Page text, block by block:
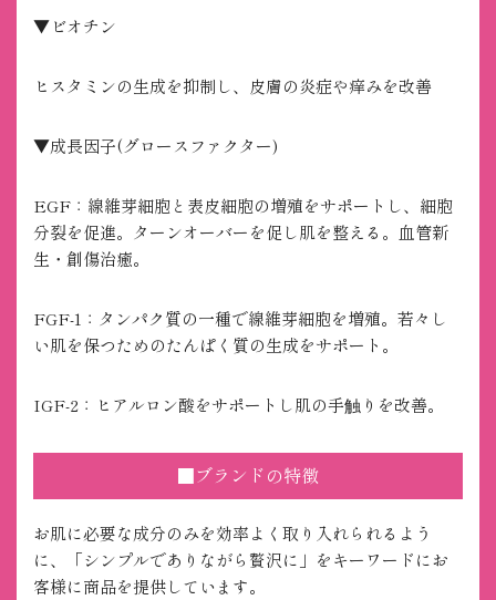
▼ビオチン
ヒスタミンの生成を抑制し、皮膚の炎症や痒みを改善
▼成長因子(グロースファクター)
EGF：線維芽細胞と表皮細胞の増殖をサポートし、細胞
分裂を促進。ターンオーバーを促し肌を整える。血管新
生・創傷治癒。
FGF-1：タンパク質の一種で線維芽細胞を増殖。若々し
い肌を保つためのたんぱく質の生成をサポート。
IGF-2：ヒアルロン酸をサポートし肌の手触りを改善。
■ブランドの特徴
お肌に必要な成分のみを効率よく取り入れられるよう
に、「シンプルでありながら贅沢に」をキーワードにお
客様に商品を提供しています。